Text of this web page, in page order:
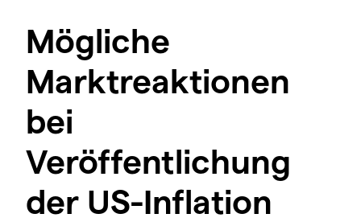
Mögliche
Marktreaktionen
bei
Veröffentlichung
der US-Inflation